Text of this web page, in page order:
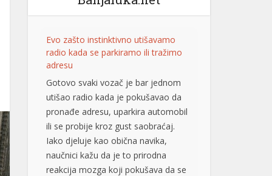
Evo zašto instinktivno utišavamo
radio kada se parkiramo ili tražimo
adresu
Gotovo svaki vozač je bar jednom
utišao radio kada je pokušavao da
pronađe adresu, uparkira automobil
ili se probije kroz gust saobraćaj.
Iako djeluje kao obična navika,
naučnici kažu da je to prirodna
reakcija mozga koji pokušava da se